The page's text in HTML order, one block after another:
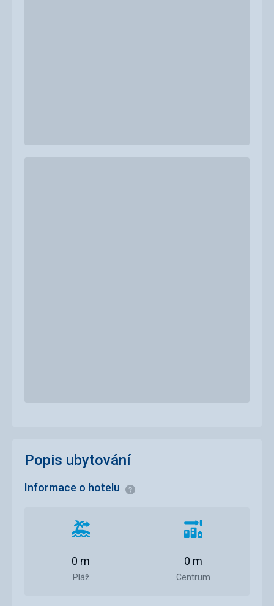
Popis ubytování
Informace o hotelu Informace
Vzdálenost
pláže
Pláž
0 m
Vzdálenost
centra
Centrum
0 m